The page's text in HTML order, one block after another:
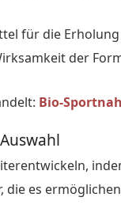
für die
der
Bio-
die es